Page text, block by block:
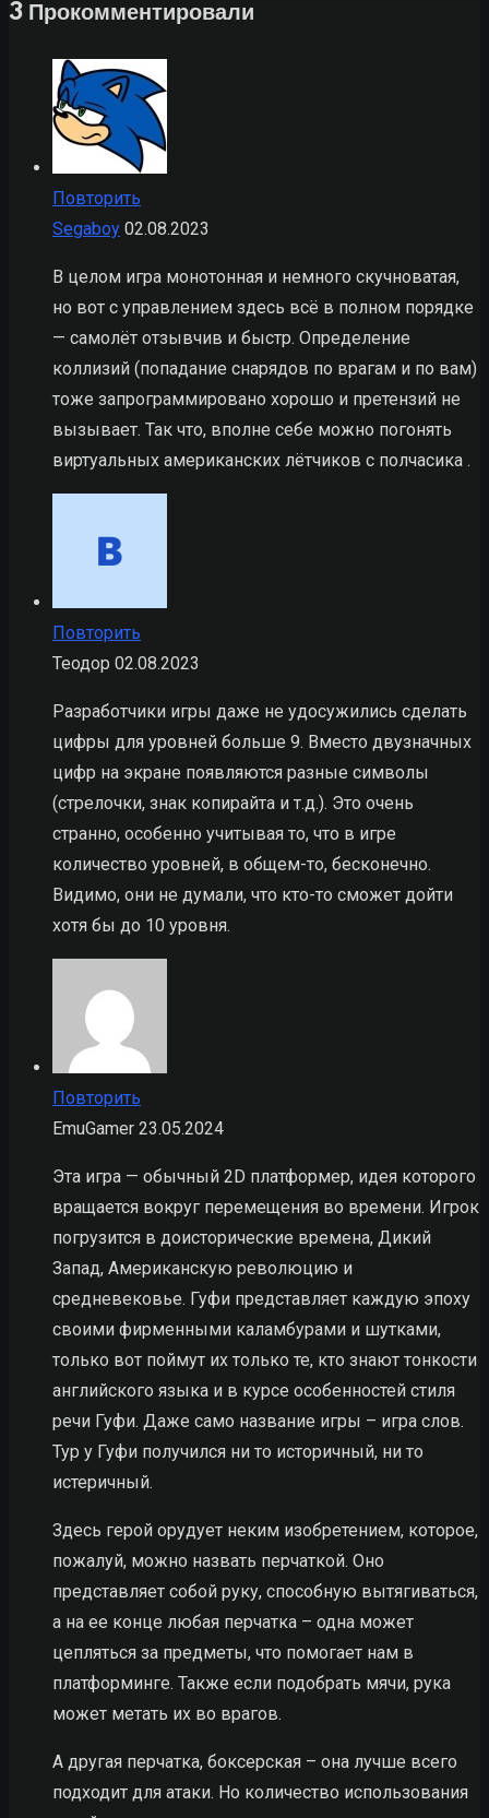
3 Прокомментировали
Повторить
Segaboy 02.08.2023
В целом игра монотонная и немного скучноватая,
но вот с управлением здесь всё в полном порядке
— самолёт отзывчив и быстр. Определение
коллизий (попадание снарядов по врагам и по вам)
тоже запрограммировано хорошо и претензий не
вызывает. Так что, вполне себе можно погонять
виртуальных американских лётчиков с полчасика .
Повторить
Теодор 02.08.2023
Разработчики игры даже не удосужились сделать
цифры для уровней больше 9. Вместо двузначных
цифр на экране появляются разные символы
(стрелочки, знак копирайта и т.д.). Это очень
странно, особенно учитывая то, что в игре
количество уровней, в общем-то, бесконечно.
Видимо, они не думали, что кто-то сможет дойти
хотя бы до 10 уровня.
Повторить
EmuGamer 23.05.2024
Эта игра — обычный 2D платформер, идея которого
вращается вокруг перемещения во времени. Игрок
погрузится в доисторические времена, Дикий
Запад, Американскую революцию и
средневековье. Гуфи представляет каждую эпоху
своими фирменными каламбурами и шутками,
только вот поймут их только те, кто знают тонкости
английского языка и в курсе особенностей стиля
речи Гуфи. Даже само название игры – игра слов.
Тур у Гуфи получился ни то историчный, ни то
истеричный.
Здесь герой орудует неким изобретением, которое,
пожалуй, можно назвать перчаткой. Оно
представляет собой руку, способную вытягиваться,
а на ее конце любая перчатка – одна может
цепляться за предметы, что помогает нам в
платформинге. Также если подобрать мячи, рука
может метать их во врагов.
А другая перчатка, боксерская – она лучше всего
подходит для атаки. Но количество использования